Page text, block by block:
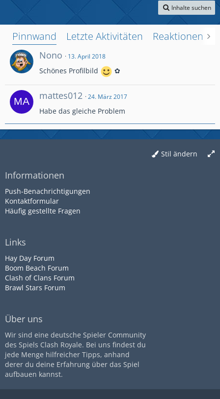
Inhalte suchen
Pinnwand Letzte Aktivitäten Reaktionen
Nono 13. April 2018
Schönes Profilbild ✿
mattes012 24. März 2017
Habe das gleiche Problem
Stil ändern
Informationen
Push-Benachrichtigungen
Kontaktformular
Häufig gestellte Fragen
Links
Hay Day Forum
Boom Beach Forum
Clash of Clans Forum
Brawl Stars Forum
Über uns
Wir sind eine deutsche Spieler Community
des Spiels Clash Royale. Bei uns findest du
jede Menge hilfreicher Tipps, anhand
derer du deine Erfahrung über das Spiel
aufbauen kannst.